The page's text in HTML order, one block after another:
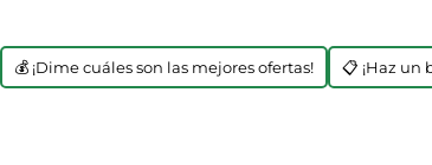
💰 ¡Dime cuáles son las mejores ofertas! 📋 ¡Haz un